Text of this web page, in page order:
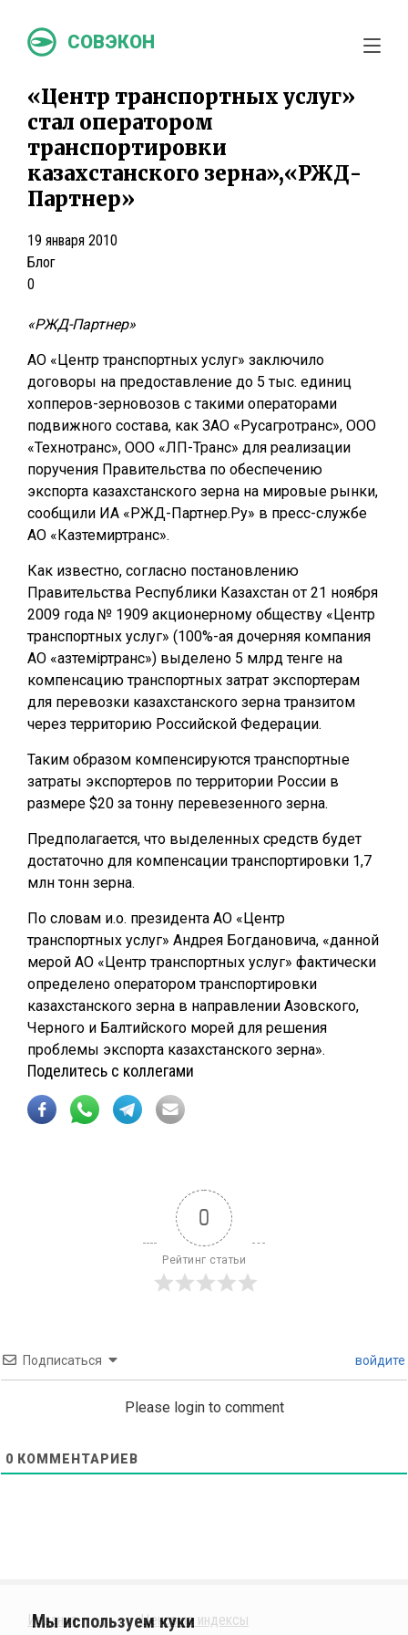
СОВЭКОН
«Центр транспортных услуг»
стал оператором
транспортировки
казахстанского зерна»,«РЖД-
Партнер»
19 января 2010
Блог
0
«РЖД-Партнер»
АО «Центр транспортных услуг» заключило
договоры на предоставление до 5 тыс. единиц
хопперов-зерновозов c такими операторами
подвижного состава, как ЗАО «Русагротранс», ООО
«Технотранс», ООО «ЛП-Транс» для реализации
поручения Правительства по обеспечению
экспорта казахстанского зерна на мировые рынки,
сообщили ИА «РЖД-Партнер.Ру» в пресс-службе
АО «Казтемиртранс».
Как известно, согласно постановлению
Правительства Республики Казахстан от 21 ноября
2009 года № 1909 акционерному обществу «Центр
транспортных услуг» (100%-ая дочерняя компания
АО «Қазтеміртранс») выделено 5 млрд тенге на
компенсацию транспортных затрат экспортерам
для перевозки казахстанского зерна транзитом
через территорию Российской Федерации.
Таким образом компенсируются транспортные
затраты экспортеров по территории России в
размере $20 за тонну перевезенного зерна.
Предполагается, что выделенных средств будет
достаточно для компенсации транспортировки 1,7
млн тонн зерна.
По словам и.о. президента АО «Центр
транспортных услуг» Андрея Богдановича, «данной
мерой АО «Центр транспортных услуг» фактически
определено оператором транспортировки
казахстанского зерна в направлении Азовского,
Черного и Балтийского морей для решения
проблемы экспорта казахстанского зерна».
Поделитесь с коллегами
0
Рейтинг статьи
Подписаться войдите
Please login to comment
0 КОММЕНТАРИЕВ
Издания Ценовые индексы